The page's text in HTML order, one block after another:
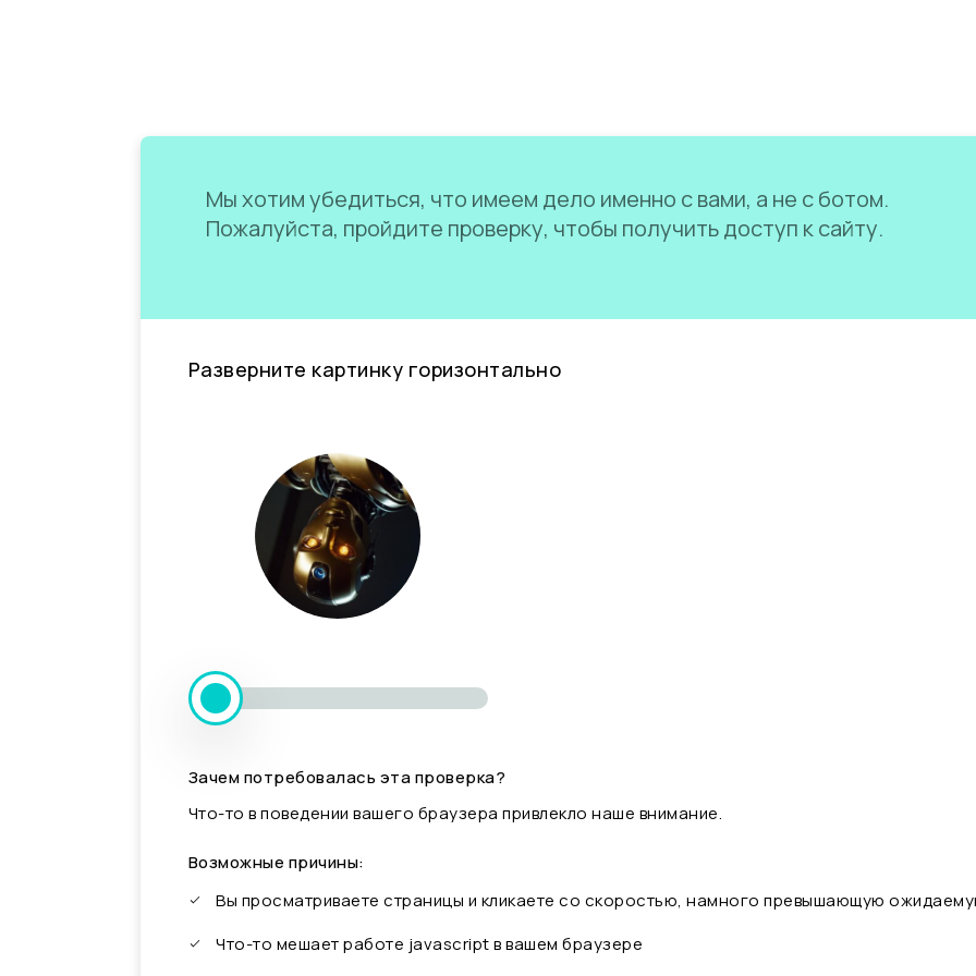
Мы хотим убедиться, что имеем дело именно с вами, а не с ботом.
Пожалуйста, пройдите проверку, чтобы получить доступ к сайту.
Разверните картинку горизонтально
Зачем потребовалась эта проверка?
Что-то в поведении вашего браузера привлекло наше внимание.
Возможные причины:
Вы просматриваете страницы и кликаете со скоростью, намного превышающую
Что-то мешает работе javascript в вашем браузере